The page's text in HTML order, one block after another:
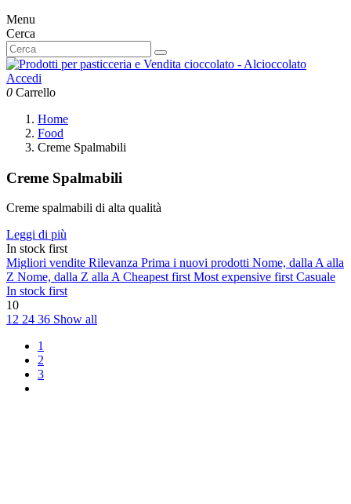
Menu
Cerca
Accedi
0 Carrello
Home
Food
Creme Spalmabili
Creme Spalmabili
Creme spalmabili di alta qualità
Leggi di più
In stock first
Migliori vendite Rilevanza Prima i nuovi prodotti Nome, dalla A alla
Z Nome, dalla Z alla ACheapest firstMost expensive firstCasuale
In stock first
10
12 24 36 Show all
1
2
3